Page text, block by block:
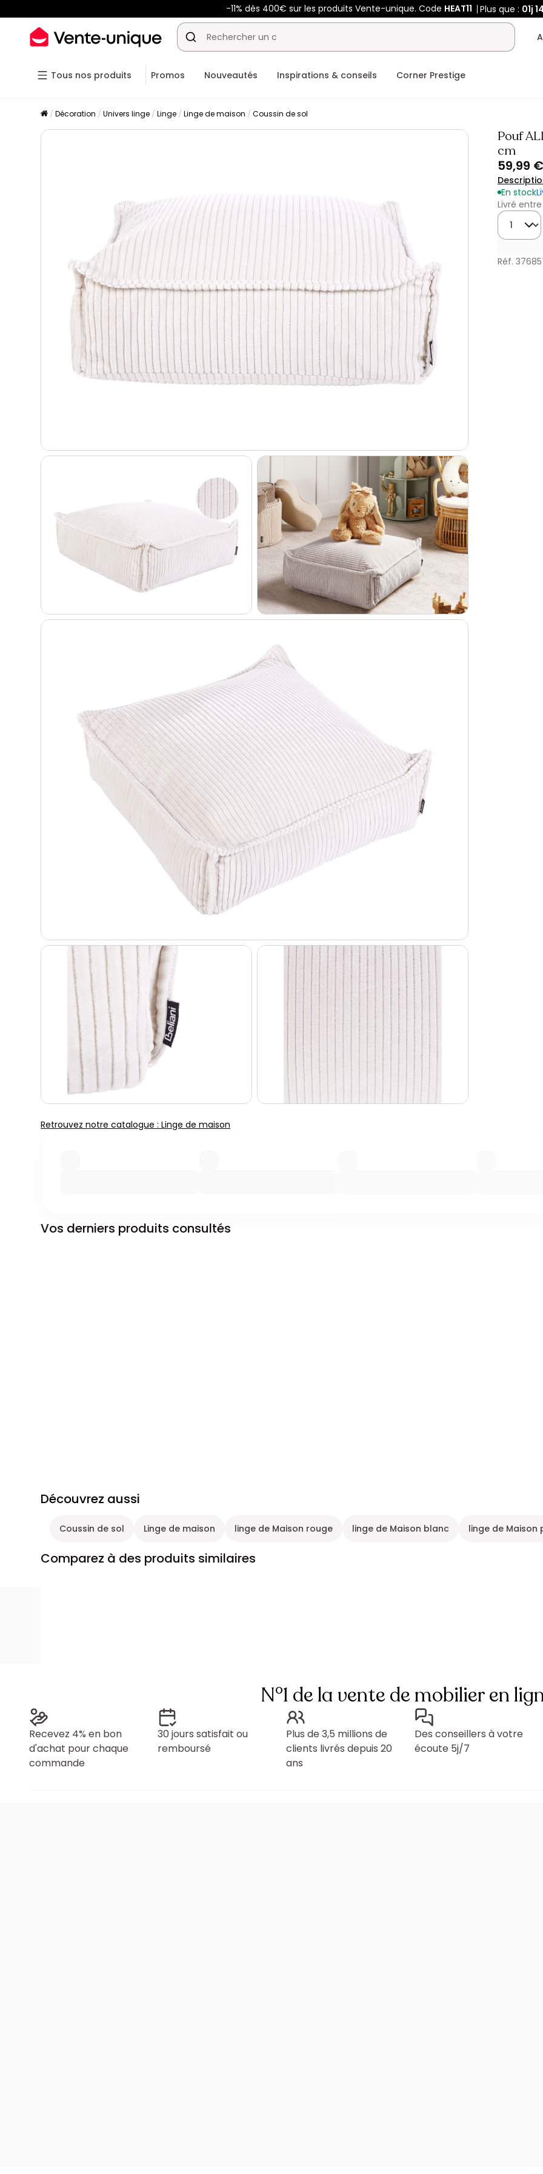
-11% dès 400€ sur les produits Vente-unique. Code HEAT11 Plus que : 01j
Tous nos produits Promos Nouveautés Inspirations & conseils Corner Prestige
Décoration Univers linge Linge Linge de maison Coussin de sol
Pouf
cm
59,99 €
En stock
Livré
Quantité
Réf.
Retrouvez notre catalogue : Linge de maison
Vos derniers produits consultés
Découvrez aussi
Coussin de sol Linge de maison linge de Maison rouge linge de Maison blanc linge de Maison
Comparez à des produits similaires
N°1 de la vente de mobilier en
Recevez 4% en bon
d'achat pour chaque
commande
30 jours satisfait ou
remboursé
Plus de 3,5 millions de
clients livrés depuis 20
ans
Des conseillers à votre
écoute 5j/7